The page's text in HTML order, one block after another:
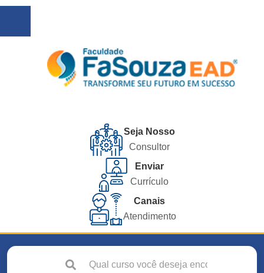
Seja Nosso
Consultor
Enviar
Currículo
Canais
Atendimento